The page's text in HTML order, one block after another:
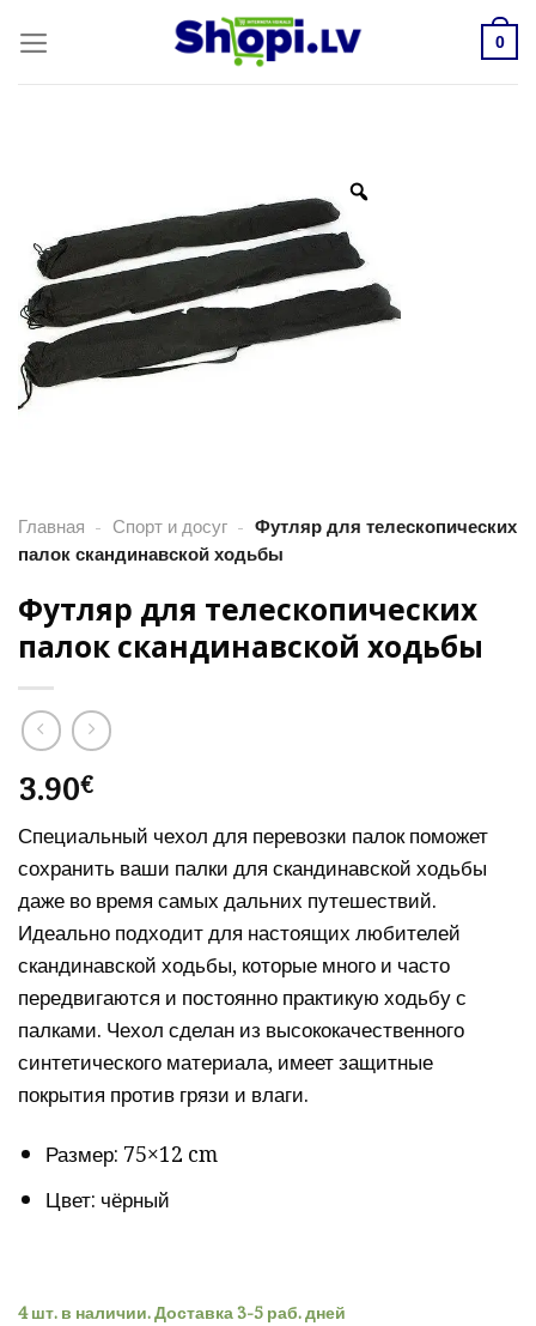
content
0
Главная - Спорт и досуг - Футляр для телескопических
палок скандинавской ходьбы
Футляр для телескопических
палок скандинавской ходьбы
3.90€
Специальный чехол для перевозки палок поможет
сохранить ваши палки для скандинавской ходьбы
даже во время самых дальних путешествий.
Идеально подходит для настоящих любителей
скандинавской ходьбы, которые много и часто
передвигаются и постоянно практикую ходьбу с
палками. Чехол сделан из высококачественного
синтетического материала, имеет защитные
покрытия против грязи и влаги.
Размер: 75×12 cm
Цвет: чёрный
4 шт. в наличии. Доставка 3-5 раб. дней